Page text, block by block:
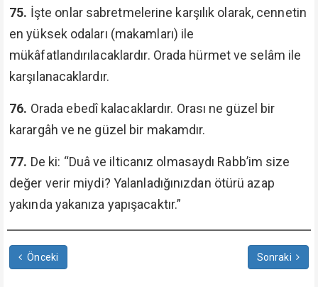
75. İşte onlar sabretmelerine karşılık olarak, cennetin
en yüksek odaları (makamları) ile
mükâfatlandırılacaklardır. Orada hürmet ve selâm ile
karşılanacaklardır.
76. Orada ebedî kalacaklardır. Orası ne güzel bir
karargâh ve ne güzel bir makamdır.
77. De ki: “Duâ ve ilticanız olmasaydı Rabb’im size
değer verir miydi? Yalanladığınızdan ötürü azap
yakında yakanıza yapışacaktır.”
Önceki Sonraki